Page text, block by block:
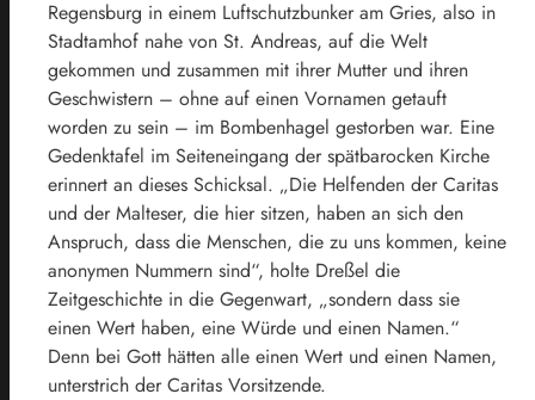
Regensburg in einem Luftschutzbunker am Gries, also in
Stadtamhof nahe von St. Andreas, auf die Welt
gekommen und zusammen mit ihrer Mutter und ihren
Geschwistern – ohne auf einen Vornamen getauft
worden zu sein – im Bombenhagel gestorben war. Eine
Gedenktafel im Seiteneingang der spätbarocken Kirche
erinnert an dieses Schicksal. „Die Helfenden der Caritas
und der Malteser, die hier sitzen, haben an sich den
Anspruch, dass die Menschen, die zu uns kommen, keine
anonymen Nummern sind“, holte Dreßel die
Zeitgeschichte in die Gegenwart, „sondern dass sie
einen Wert haben, eine Würde und einen Namen.“
Denn bei Gott hätten alle einen Wert und einen Namen,
unterstrich der Caritas Vorsitzende.